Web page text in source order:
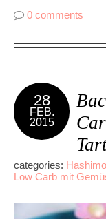
0 comments
28
FEB.
2015
categories:
Low Carb mit